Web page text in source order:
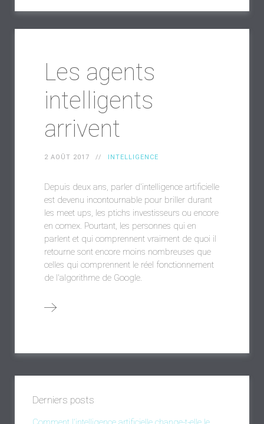
Les agents
intelligents
arrivent
2 AOÛT 2017 INTELLIGENCE
Depuis deux ans, parler d'intelligence artificielle
est devenu incontournable pour briller durant
les meet ups, les ptichs investisseurs ou encore
en comex. Pourtant, les personnes qui en
parlent et qui comprennent vraiment de quoi il
retourne sont encore moins nombreuses que
celles qui comprennent le réel fonctionnement
de l'algorithme de Google.
Derniers posts